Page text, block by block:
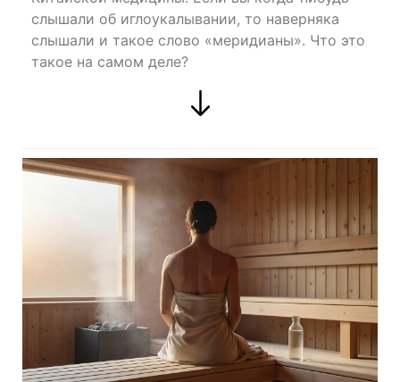
слышали об иглоукалывании, то наверняка
слышали и такое слово «меридианы». Что это
такое на самом деле?